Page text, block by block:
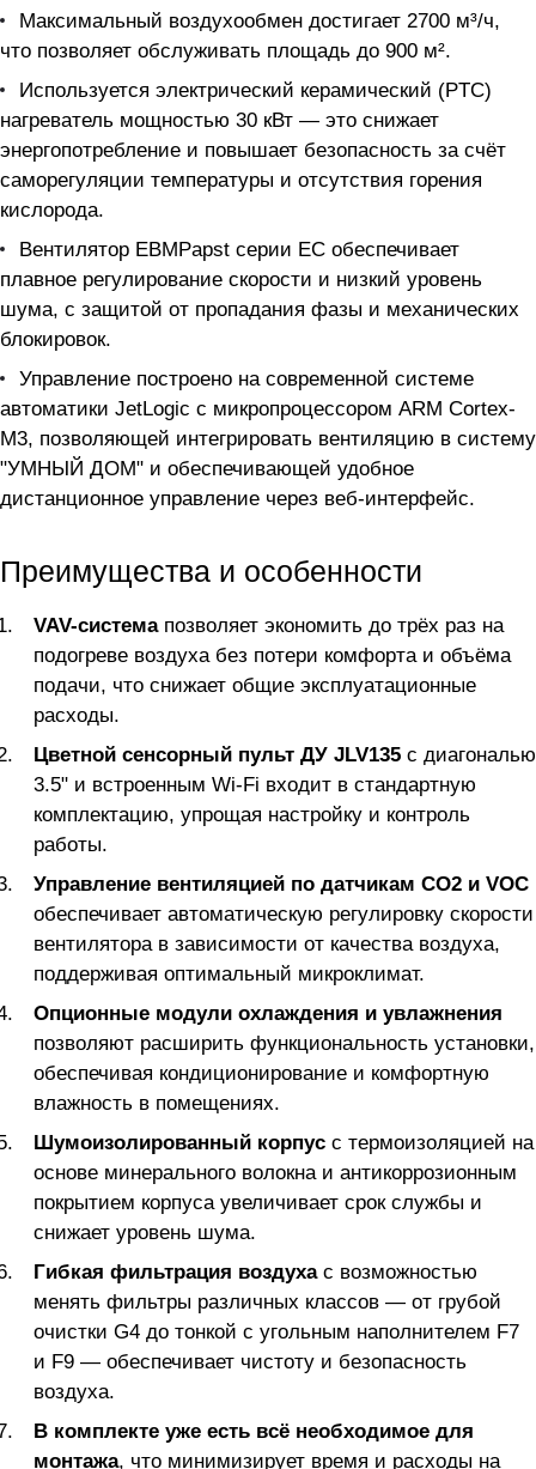
Максимальный воздухообмен достигает 2700 м³/ч,
что позволяет обслуживать площадь до 900 м².
Используется электрический керамический (PTC)
нагреватель мощностью 30 кВт — это снижает
энергопотребление и повышает безопасность за счёт
саморегуляции температуры и отсутствия горения
кислорода.
Вентилятор EBMPapst серии EC обеспечивает
плавное регулирование скорости и низкий уровень
шума, с защитой от пропадания фазы и механических
блокировок.
Управление построено на современной системе
автоматики JetLogic с микропроцессором ARM Cortex-
M3, позволяющей интегрировать вентиляцию в систему
"УМНЫЙ ДОМ" и обеспечивающей удобное
дистанционное управление через веб-интерфейс.
Преимущества и особенности
VAV-системапозволяет экономить до трёх раз на
подогреве воздуха без потери комфорта и объёма
подачи, что снижает общие эксплуатационные
расходы.
Цветной сенсорный пульт ДУ JLV135 с диагональю
3.5" и встроенным Wi-Fi входит в стандартную
комплектацию, упрощая настройку и контроль
работы.
Управление вентиляцией по датчикам CO2 и VOC
обеспечивает автоматическую регулировку скорости
вентилятора в зависимости от качества воздуха,
поддерживая оптимальный микроклимат.
Опционные модули охлаждения и увлажнения
позволяют расширить функциональность установки,
обеспечивая кондиционирование и комфортную
влажность в помещениях.
Шумоизолированный корпус с термоизоляцией на
основе минерального волокна и антикоррозионным
покрытием корпуса увеличивает срок службы и
снижает уровень шума.
Гибкая фильтрация воздухас возможностью
менять фильтры различных классов — от грубой
очистки G4 до тонкой с угольным наполнителем F7
и F9 — обеспечивает чистоту и безопасность
воздуха.
В комплекте уже есть всё необходимое для
монтажа, что минимизирует время и расходы на